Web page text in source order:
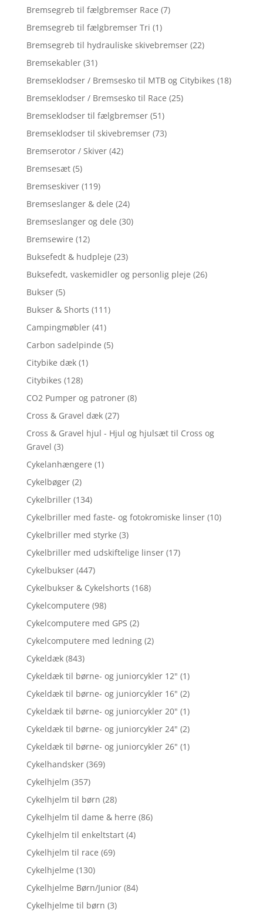
Bremsegreb til fælgbremser Race (7)
Bremsegreb til fælgbremser Tri (1)
Bremsegreb til hydrauliske skivebremser (22)
Bremsekabler (31)
Bremseklodser / Bremsesko til MTB og Citybikes (18)
Bremseklodser / Bremsesko til Race (25)
Bremseklodser til fælgbremser (51)
Bremseklodser til skivebremser (73)
Bremserotor / Skiver (42)
Bremsesæt (5)
Bremseskiver (119)
Bremseslanger & dele (24)
Bremseslanger og dele (30)
Bremsewire (12)
Buksefedt & hudpleje (23)
Buksefedt, vaskemidler og personlig pleje (26)
Bukser (5)
Bukser & Shorts (111)
Campingmøbler (41)
Carbon sadelpinde (5)
Citybike dæk (1)
Citybikes (128)
CO2 Pumper og patroner (8)
Cross & Gravel dæk (27)
Cross & Gravel hjul - Hjul og hjulsæt til Cross og
Gravel (3)
Cykelanhængere (1)
Cykelbøger (2)
Cykelbriller (134)
Cykelbriller med faste- og fotokromiske linser (10)
Cykelbriller med styrke (3)
Cykelbriller med udskiftelige linser (17)
Cykelbukser (447)
Cykelbukser & Cykelshorts (168)
Cykelcomputere (98)
Cykelcomputere med GPS (2)
Cykelcomputere med ledning (2)
Cykeldæk (843)
Cykeldæk til børne- og juniorcykler 12" (1)
Cykeldæk til børne- og juniorcykler 16" (2)
Cykeldæk til børne- og juniorcykler 20" (1)
Cykeldæk til børne- og juniorcykler 24" (2)
Cykeldæk til børne- og juniorcykler 26" (1)
Cykelhandsker (369)
Cykelhjelm (357)
Cykelhjelm til børn (28)
Cykelhjelm til dame & herre (86)
Cykelhjelm til enkeltstart (4)
Cykelhjelm til race (69)
Cykelhjelme (130)
Cykelhjelme Børn/Junior (84)
Cykelhjelme til børn (3)